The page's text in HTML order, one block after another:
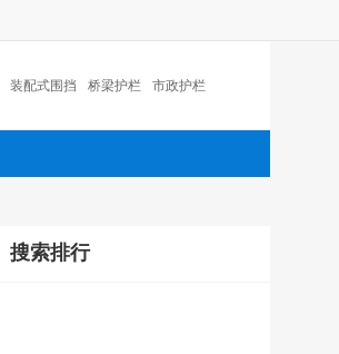
装配式围挡 桥梁护栏 市政护栏
搜索排行